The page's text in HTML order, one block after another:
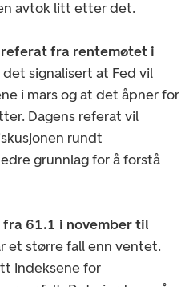
avtok litt etter det.
fra rentemøtet i
signalisert at Fed vil
i mars og at det åpner for
Dagens referat vil
rundt
grunnlag for å forstå
fra 61.1 i november til
et større fall enn ventet.
indeksene for